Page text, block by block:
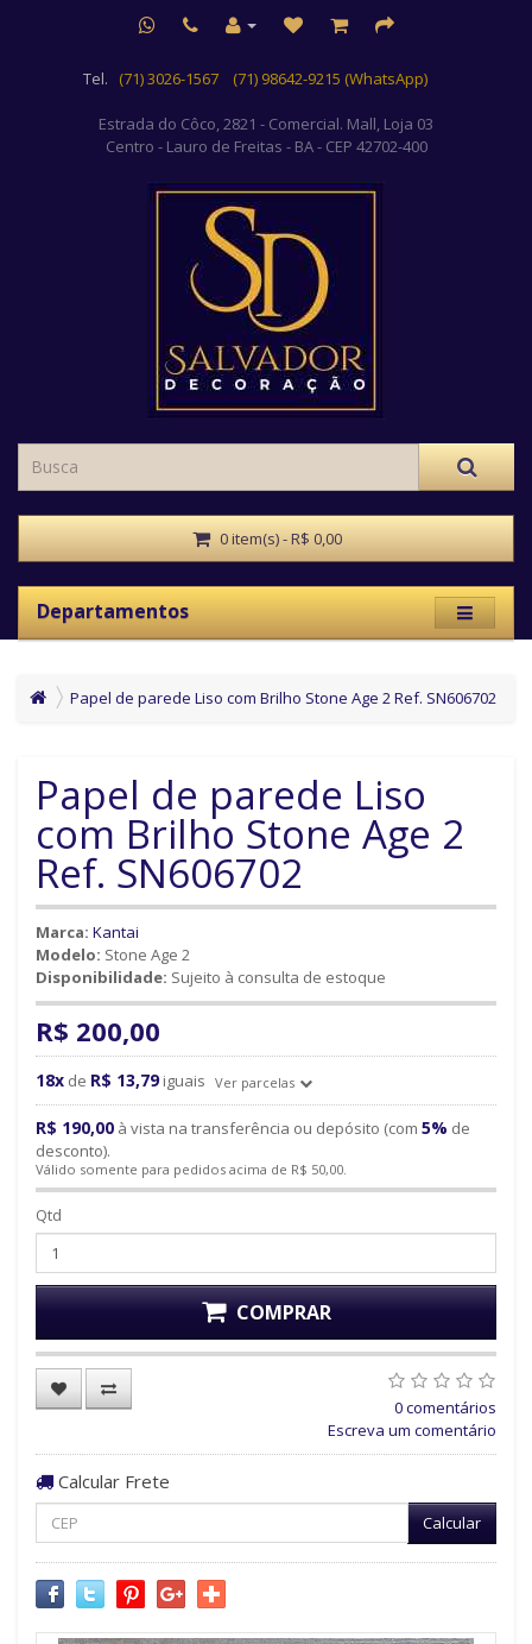
Tel. (71) 3026-1567 (71) 98642-9215 (WhatsApp)
Estrada do Côco, 2821 - Comercial. Mall, Loja 03
Centro - Lauro de Freitas - BA - CEP 42702-400
0 item(s) - R$ 0,00
Departamentos
Papel de parede Liso com Brilho Stone Age 2 Ref. SN606702
Papel de parede Liso
com Brilho Stone Age 2
Ref. SN606702
Marca: Kantai
Modelo: Stone Age 2
Disponibilidade: Sujeito à consulta de estoque
R$ 200,00
18x de R$ 13,79 iguais Ver parcelas
R$ 190,00 à vista na transferência ou depósito (com 5% de
desconto).
Válido somente para pedidos acima de R$ 50,00.
Qtd
COMPRAR
0 comentários
Escreva um comentário
Calcular Frete
Calcular